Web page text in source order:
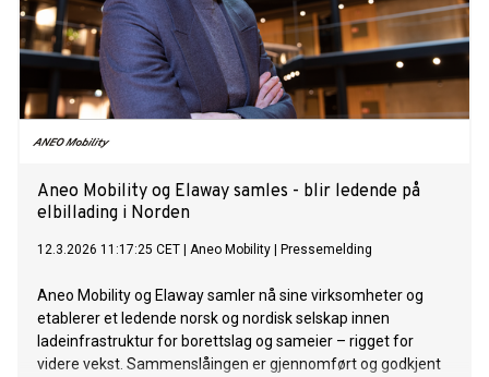
Aneo Mobility og Elaway samles - blir ledende på
elbillading i Norden
12.3.2026 11:17:25 CET Aneo Mobility Pressemelding
Aneo Mobility og Elaway samler nå sine virksomheter og
etablerer et ledende norsk og nordisk selskap innen
ladeinfrastruktur for borettslag og sameier – rigget for
videre vekst. Sammenslåingen er gjennomført og godkjent